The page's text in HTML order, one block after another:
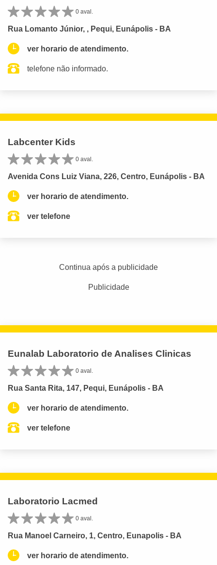
0 aval.
Rua Lomanto Júnior, , Pequi, Eunápolis - BA
ver horario de atendimento.
telefone não informado.
Labcenter Kids
0 aval.
Avenida Cons Luiz Viana, 226, Centro, Eunápolis - BA
ver horario de atendimento.
ver telefone
Continua após a publicidade
Publicidade
Eunalab Laboratorio de Analises Clinicas
0 aval.
Rua Santa Rita, 147, Pequi, Eunápolis - BA
ver horario de atendimento.
ver telefone
Laboratorio Lacmed
0 aval.
Rua Manoel Carneiro, 1, Centro, Eunapolis - BA
ver horario de atendimento.